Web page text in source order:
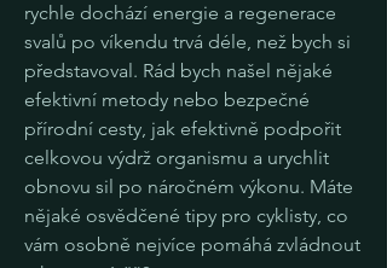
rychle dochází energie a regenerace
svalů po víkendu trvá déle, než bych si
představoval. Rád bych našel nějaké
efektivní metody nebo bezpečné
přírodní cesty, jak efektivně podpořit
celkovou výdrž organismu a urychlit
obnovu sil po náročném výkonu. Máte
nějaké osvědčené tipy pro cyklisty, co
vám osobně nejvíce pomáhá zvládnout